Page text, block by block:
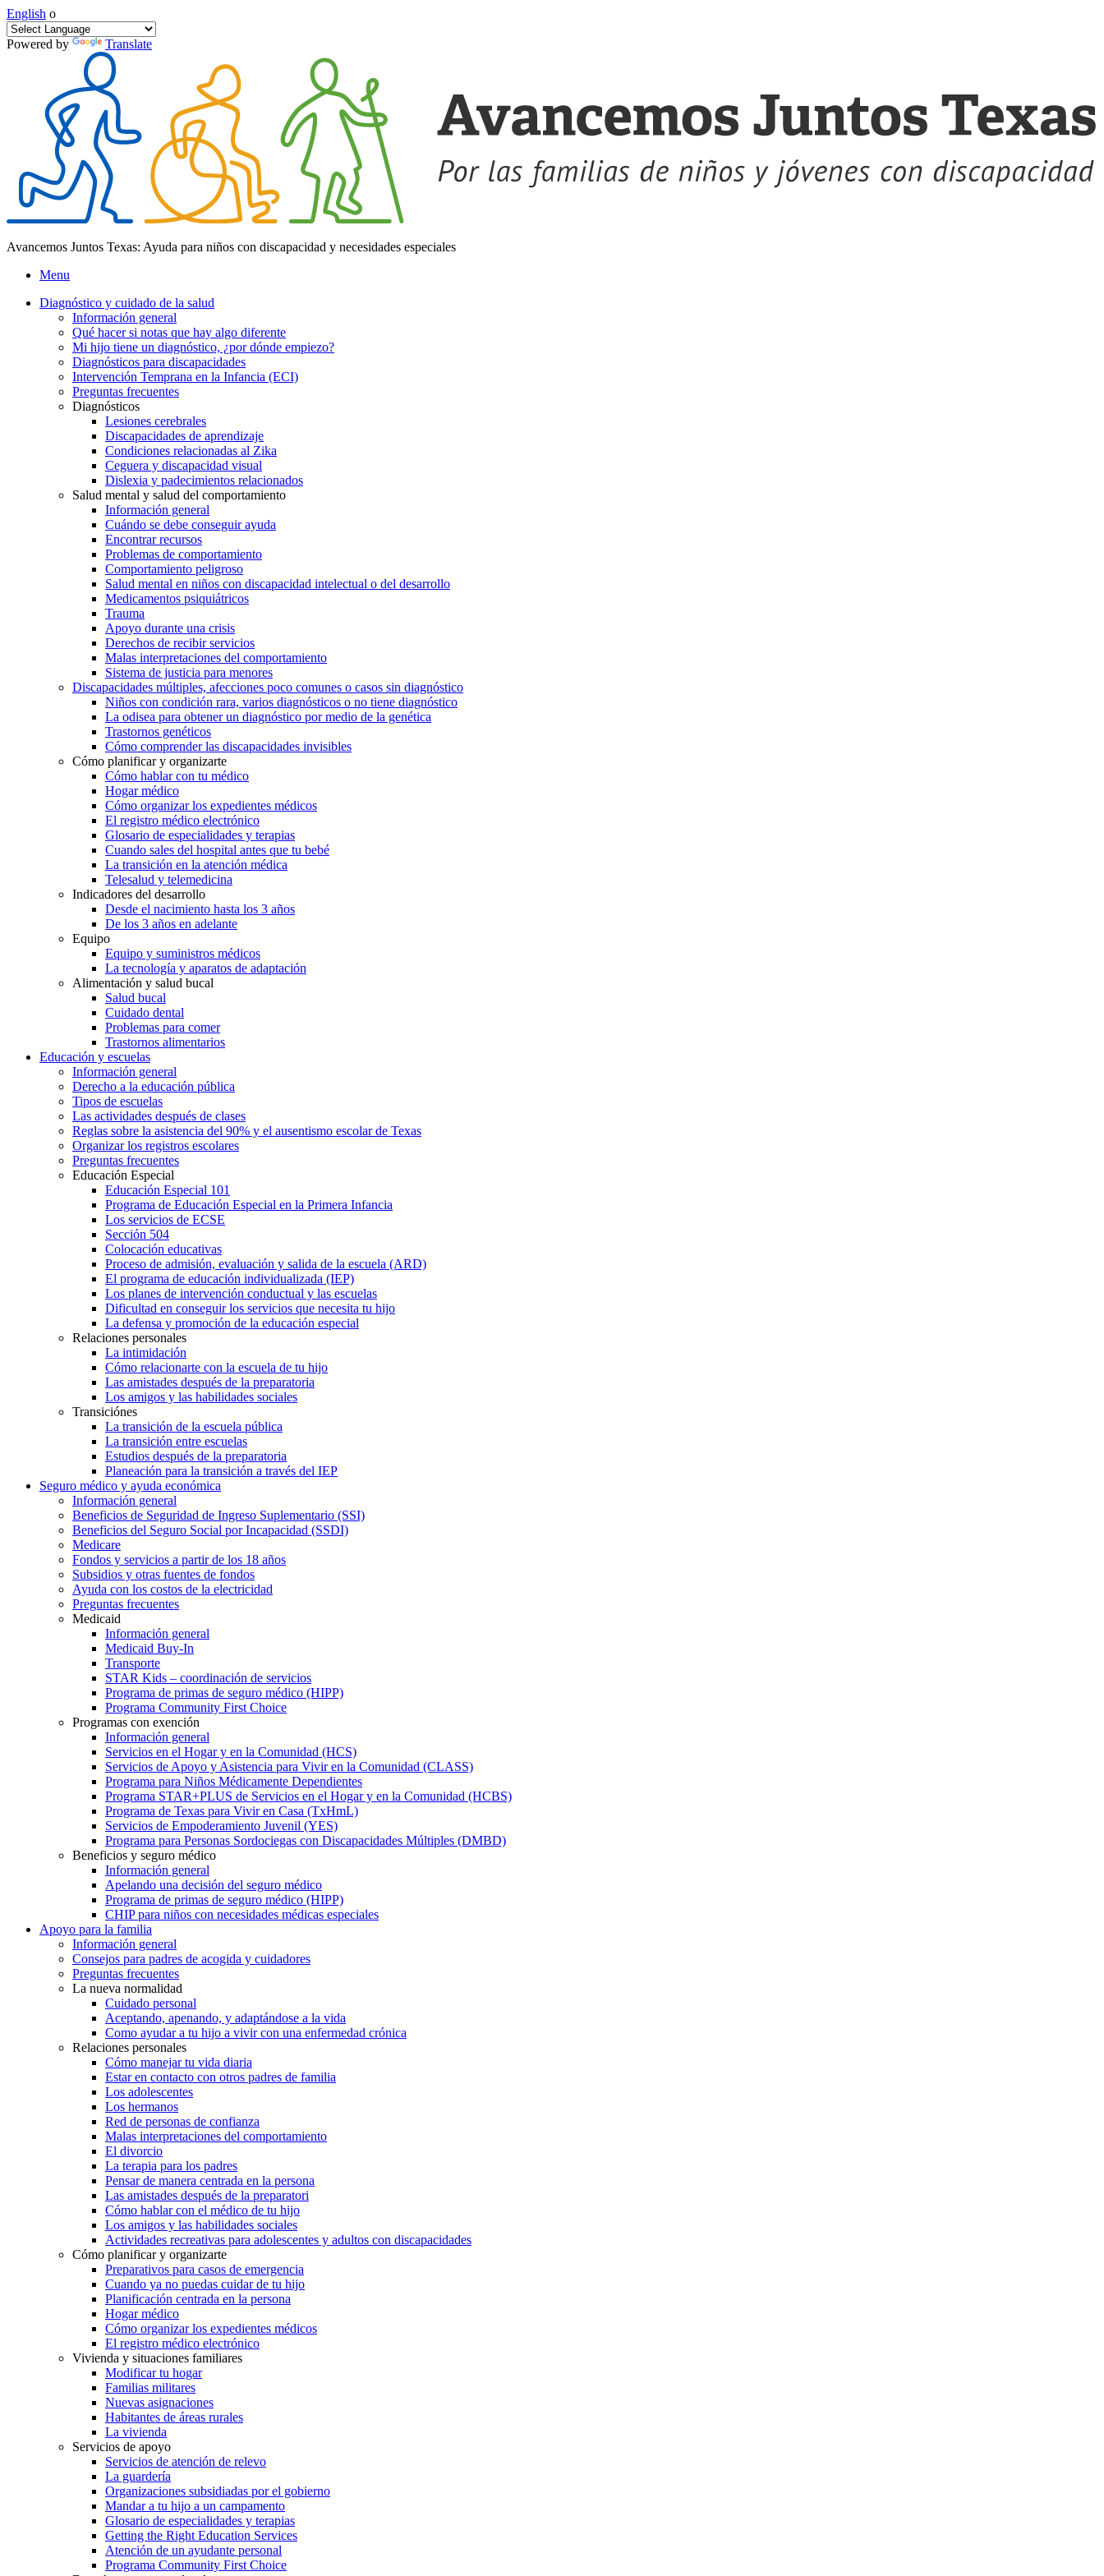
English o
Powered by Translate
Avancemos Juntos Texas: Ayuda para niños con discapacidad y necesidades especiales
Menu
Diagnóstico y cuidado de la salud
Información general
Qué hacer si notas que hay algo diferente
Mi hijo tiene un diagnóstico, ¿por dónde empiezo?
Diagnósticos para discapacidades
Intervención Temprana en la Infancia (ECI)
Preguntas frecuentes
Diagnósticos
Lesiones cerebrales
Discapacidades de aprendizaje
Condiciones relacionadas al Zika
Ceguera y discapacidad visual
Dislexia y padecimientos relacionados
Salud mental y salud del comportamiento
Información general
Cuándo se debe conseguir ayuda
Encontrar recursos
Problemas de comportamiento
Comportamiento peligroso
Salud mental en niños con discapacidad intelectual o del desarrollo
Medicamentos psiquiátricos
Trauma
Apoyo durante una crisis
Derechos de recibir servicios
Malas interpretaciones del comportamiento
Sistema de justicia para menores
Discapacidades múltiples, afecciones poco comunes o casos sin diagnóstico
Niños con condición rara, varios diagnósticos o no tiene diagnóstico
La odisea para obtener un diagnóstico por medio de la genética
Trastornos genéticos
Cómo comprender las discapacidades invisibles
Cómo planificar y organizarte
Cómo hablar con tu médico
Hogar médico
Cómo organizar los expedientes médicos
El registro médico electrónico
Glosario de especialidades y terapias
Cuando sales del hospital antes que tu bebé
La transición en la atención médica
Telesalud y telemedicina
Indicadores del desarrollo
Desde el nacimiento hasta los 3 años
De los 3 años en adelante
Equipo
Equipo y suministros médicos
La tecnología y aparatos de adaptación
Alimentación y salud bucal
Salud bucal
Cuidado dental
Problemas para comer
Trastornos alimentarios
Educación y escuelas
Información general
Derecho a la educación pública
Tipos de escuelas
Las actividades después de clases
Reglas sobre la asistencia del 90% y el ausentismo escolar de Texas
Organizar los registros escolares
Preguntas frecuentes
Educación Especial
Educación Especial 101
Programa de Educación Especial en la Primera Infancia
Los servicios de ECSE
Sección 504
Colocación educativas
Proceso de admisión, evaluación y salida de la escuela (ARD)
El programa de educación individualizada (IEP)
Los planes de intervención conductual y las escuelas
Dificultad en conseguir los servicios que necesita tu hijo
La defensa y promoción de la educación especial
Relaciones personales
La intimidación
Cómo relacionarte con la escuela de tu hijo
Las amistades después de la preparatoria
Los amigos y las habilidades sociales
Transiciónes
La transición de la escuela pública
La transición entre escuelas
Estudios después de la preparatoria
Planeación para la transición a través del IEP
Seguro médico y ayuda económica
Información general
Beneficios de Seguridad de Ingreso Suplementario (SSI)
Beneficios del Seguro Social por Incapacidad (SSDI)
Medicare
Fondos y servicios a partir de los 18 años
Subsidios y otras fuentes de fondos
Ayuda con los costos de la electricidad
Preguntas frecuentes
Medicaid
Información general
Medicaid Buy-In
Transporte
STAR Kids – coordinación de servicios
Programa de primas de seguro médico (HIPP)
Programa Community First Choice
Programas con exención
Información general
Servicios en el Hogar y en la Comunidad (HCS)
Servicios de Apoyo y Asistencia para Vivir en la Comunidad (CLASS)
Programa para Niños Médicamente Dependientes
Programa STAR+PLUS de Servicios en el Hogar y en la Comunidad (HCBS)
Programa de Texas para Vivir en Casa (TxHmL)
Servicios de Empoderamiento Juvenil (YES)
Programa para Personas Sordociegas con Discapacidades Múltiples (DMBD)
Beneficios y seguro médico
Información general
Apelando una decisión del seguro médico
Programa de primas de seguro médico (HIPP)
CHIP para niños con necesidades médicas especiales
Apoyo para la familia
Información general
Consejos para padres de acogida y cuidadores
Preguntas frecuentes
La nueva normalidad
Cuidado personal
Aceptando, apenando, y adaptándose a la vida
Como ayudar a tu hijo a vivir con una enfermedad crónica
Relaciones personales
Cómo manejar tu vida diaria
Estar en contacto con otros padres de familia
Los adolescentes
Los hermanos
Red de personas de confianza
Malas interpretaciones del comportamiento
El divorcio
La terapia para los padres
Pensar de manera centrada en la persona
Las amistades después de la preparatori
Cómo hablar con el médico de tu hijo
Los amigos y las habilidades sociales
Actividades recreativas para adolescentes y adultos con discapacidades
Cómo planificar y organizarte
Preparativos para casos de emergencia
Cuando ya no puedas cuidar de tu hijo
Planificación centrada en la persona
Hogar médico
Cómo organizar los expedientes médicos
El registro médico electrónico
Vivienda y situaciones familiares
Modificar tu hogar
Familias militares
Nuevas asignaciones
Habitantes de áreas rurales
La vivienda
Servicios de apoyo
Servicios de atención de relevo
La guardería
Organizaciones subsidiadas por el gobierno
Mandar a tu hijo a un campamento
Glosario de especialidades y terapias
Getting the Right Education Services
Atención de un ayudante personal
Programa Community First Choice